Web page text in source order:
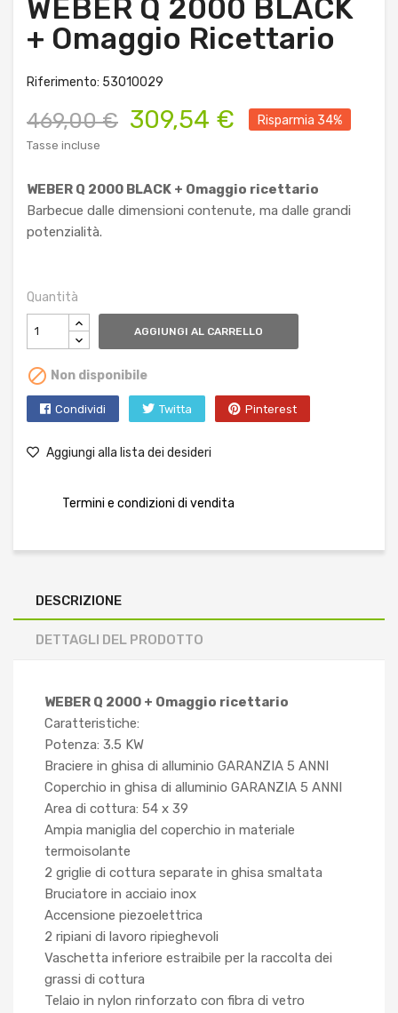
WEBER Q 2000 BLACK
+ Omaggio Ricettario
Riferimento: 53010029
469,00 € 309,54 € Risparmia 34%
Tasse incluse
WEBER Q 2000 BLACK + Omaggio ricettario
Barbecue dalle dimensioni contenute, ma dalle grandi
potenzialità.
Quantità
AGGIUNGI AL CARRELLO
 Non disponibile
Condividi Twitta Pinterest
Aggiungi alla lista dei desideri
Termini e condizioni di vendita
DESCRIZIONE
DETTAGLI DEL PRODOTTO
WEBER Q 2000 + Omaggio ricettario
Caratteristiche:
Potenza: 3.5 KW
Braciere in ghisa di alluminio GARANZIA 5 ANNI
Coperchio in ghisa di alluminio GARANZIA 5 ANNI
Area di cottura: 54 x 39
Ampia maniglia del coperchio in materiale
termoisolante
2 griglie di cottura separate in ghisa smaltata
Bruciatore in acciaio inox
Accensione piezoelettrica
2 ripiani di lavoro ripieghevoli
Vaschetta inferiore estraibile per la raccolta dei
grassi di cottura
Telaio in nylon rinforzato con fibra di vetro